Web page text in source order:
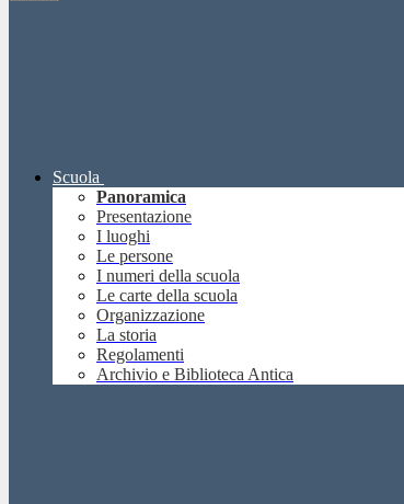
Scuola
Panoramica
Presentazione
I luoghi
Le persone
I numeri della scuola
Le carte della scuola
Organizzazione
La storia
Regolamenti
Archivio e Biblioteca Antica